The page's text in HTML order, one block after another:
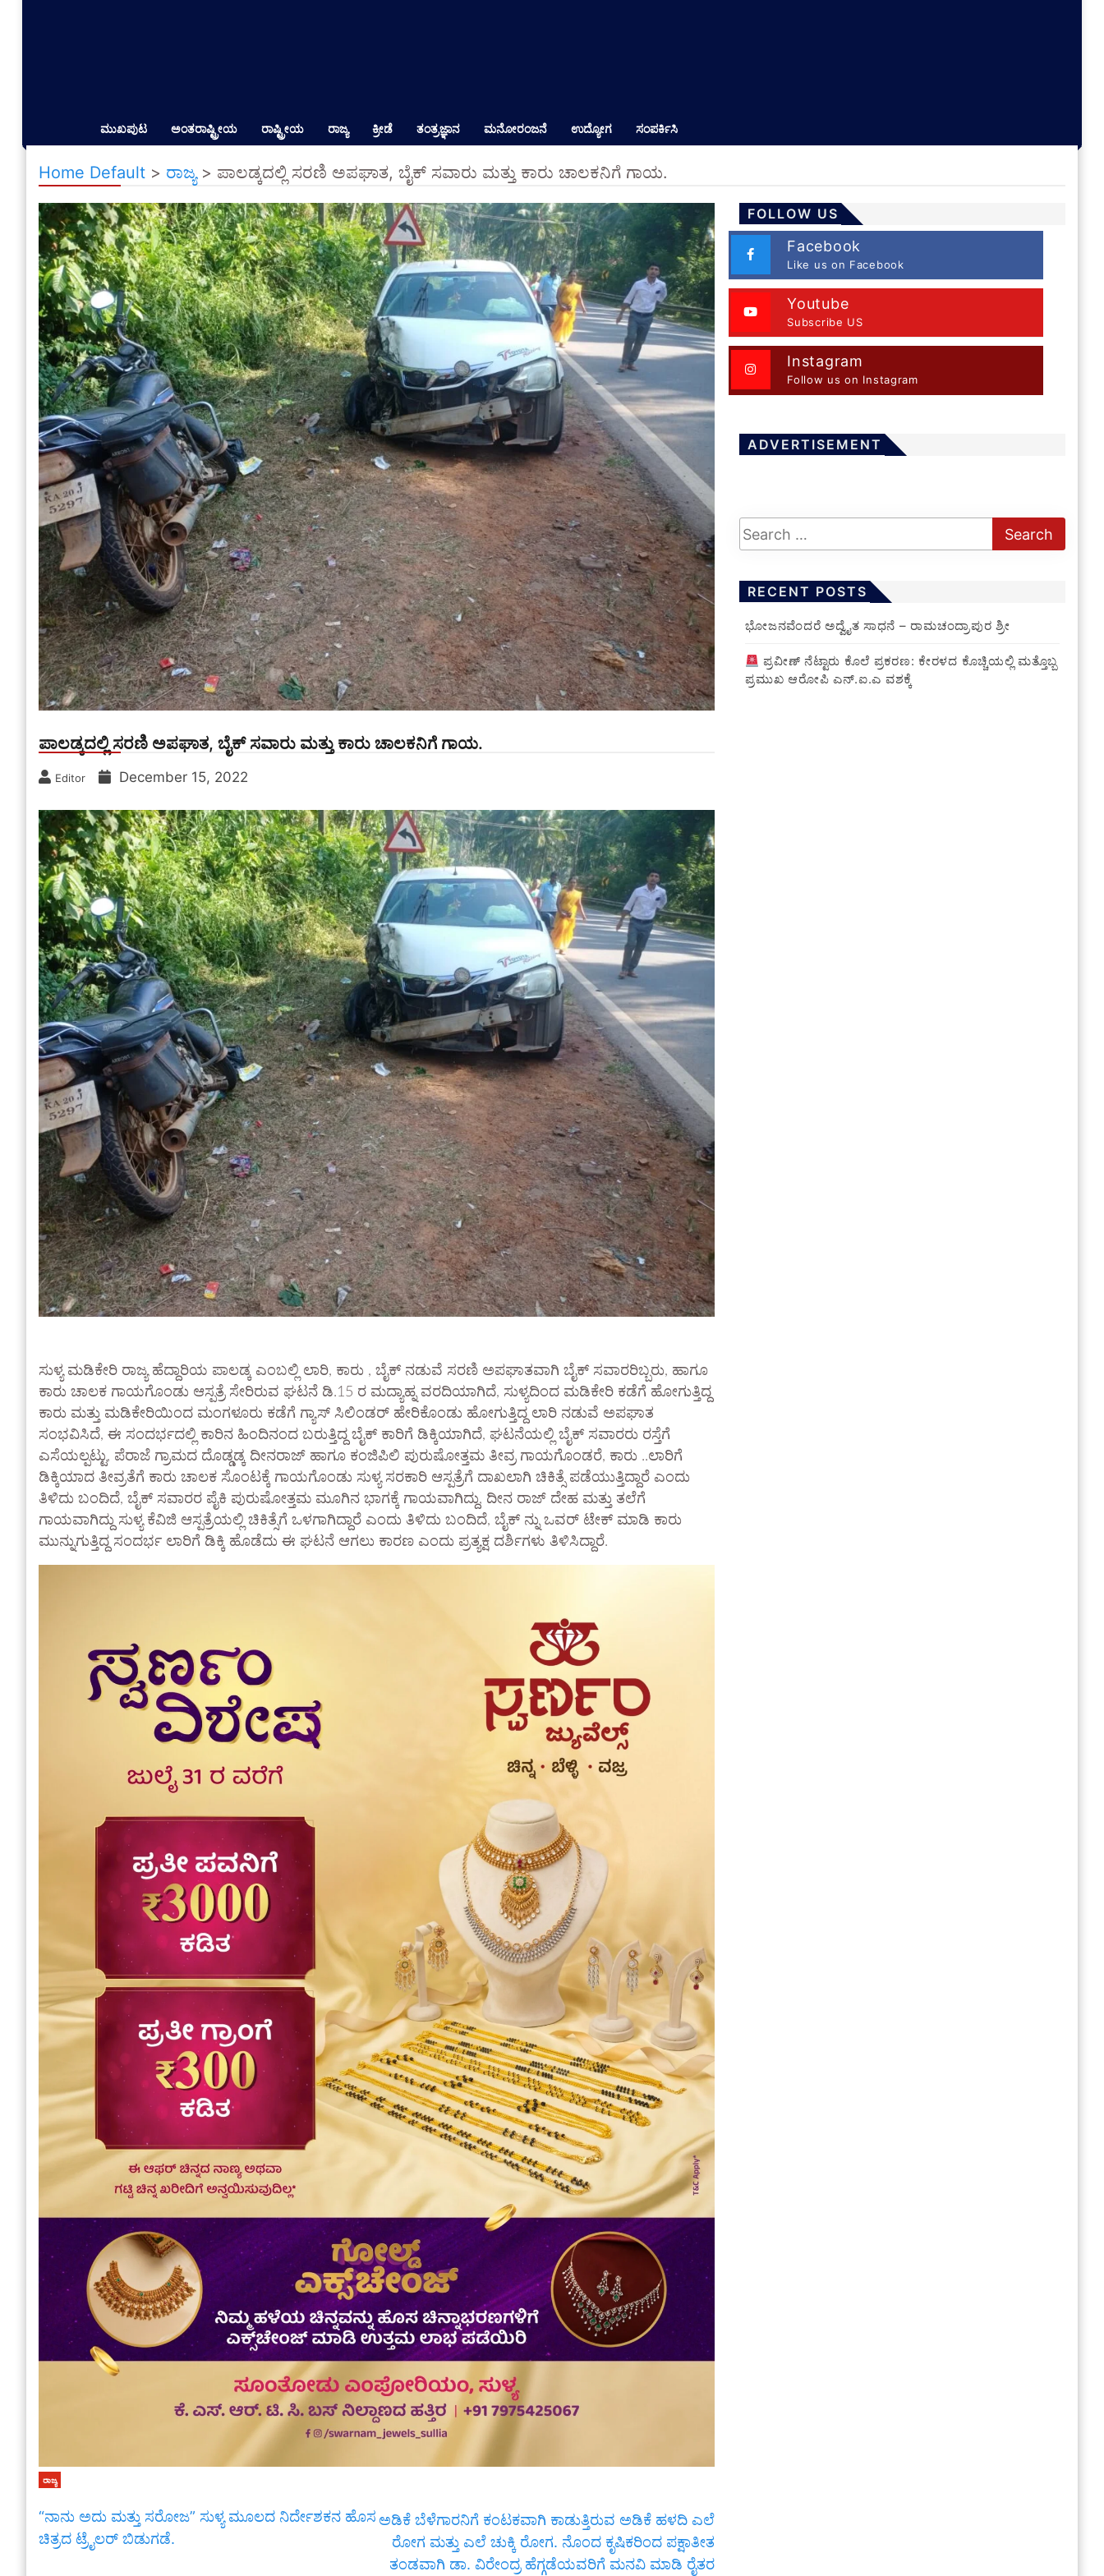
ಮುಖಪುಟ ಅಂತರಾಷ್ಟ್ರೀಯ ರಾಷ್ಟ್ರೀಯ ರಾಜ್ಯ ಕ್ರೀಡೆ ತಂತ್ರಜ್ಞಾನ ಮನೋರಂಜನೆ ಉದ್ಯೋಗ ಸಂಪರ್ಕಿಸಿ
Home Default > ರಾಜ್ಯ> ಪಾಲಡ್ಕದಲ್ಲಿ ಸರಣಿ ಅಪಘಾತ, ಬೈಕ್ ಸವಾರು ಮತ್ತು ಕಾರು ಚಾಲಕನಿಗೆ ಗಾಯ.
ಪಾಲಡ್ಕದಲ್ಲಿ ಸರಣಿ ಅಪಘಾತ, ಬೈಕ್ ಸವಾರು ಮತ್ತು ಕಾರು ಚಾಲಕನಿಗೆ ಗಾಯ.
Editor December 15, 2022
ಸುಳ್ಯ ಮಡಿಕೇರಿ ರಾಜ್ಯ ಹೆದ್ದಾರಿಯ ಪಾಲಡ್ಕ ಎಂಬಲ್ಲಿ ಲಾರಿ, ಕಾರು , ಬೈಕ್ ನಡುವೆ ಸರಣಿ ಅಪಘಾತವಾಗಿ ಬೈಕ್ ಸವಾರರಿಬ್ಬರು, ಹಾಗೂ
ಕಾರು ಚಾಲಕ ಗಾಯಗೊಂಡು ಆಸ್ಪತ್ರೆ ಸೇರಿರುವ ಘಟನೆ ಡಿ.15 ರ ಮದ್ಯಾಹ್ನ ವರದಿಯಾಗಿದೆ, ಸುಳ್ಯದಿಂದ ಮಡಿಕೇರಿ ಕಡೆಗೆ ಹೋಗುತ್ತಿದ್ದ
ಕಾರು ಮತ್ತು ಮಡಿಕೇರಿಯಿಂದ ಮಂಗಳೂರು ಕಡೆಗೆ ಗ್ಯಾಸ್ ಸಿಲಿಂಡರ್ ಹೇರಿಕೊಂಡು ಹೋಗುತ್ತಿದ್ದ ಲಾರಿ ನಡುವೆ ಅಪಘಾತ
ಸಂಭವಿಸಿದೆ, ಈ ಸಂದರ್ಭದಲ್ಲಿ ಕಾರಿನ ಹಿಂದಿನಂದ ಬರುತ್ತಿದ್ದ ಬೈಕ್ ಕಾರಿಗೆ ಡಿಕ್ಕಿಯಾಗಿದೆ, ಘಟನೆಯಲ್ಲಿ ಬೈಕ್ ಸವಾರರು ರಸ್ತೆಗೆ
ಎಸೆಯಲ್ಪಟ್ಟು, ಪೆರಾಜೆ ಗ್ರಾಮದ ದೊಡ್ಡಡ್ಕ ದೀನರಾಜ್ ಹಾಗೂ ಕಂಜಿಪಿಲಿ ಪುರುಷೋತ್ತಮ ತೀವ್ರ ಗಾಯಗೊಂಡರೆ, ಕಾರು ..ಲಾರಿಗೆ
ಡಿಕ್ಕಿಯಾದ ತೀವ್ರತೆಗೆ ಕಾರು ಚಾಲಕ ಸೊಂಟಕ್ಕೆ ಗಾಯಗೊಂಡು ಸುಳ್ಯ ಸರಕಾರಿ ಆಸ್ಪತ್ರೆಗೆ ದಾಖಲಾಗಿ ಚಿಕಿತ್ಸೆ ಪಡೆಯುತ್ತಿದ್ದಾರೆ ಎಂದು
ತಿಳಿದು ಬಂದಿದೆ, ಬೈಕ್ ಸವಾರರ ಪೈಕಿ ಪುರುಷೋತ್ತಮ ಮೂಗಿನ ಭಾಗಕ್ಕೆ ಗಾಯವಾಗಿದ್ದು, ದೀನ ರಾಜ್ ದೇಹ ಮತ್ತು ತಲೆಗೆ
ಗಾಯವಾಗಿದ್ದು ಸುಳ್ಯ ಕೆವಿಜಿ ಆಸ್ಪತ್ರೆಯಲ್ಲಿ ಚಿಕಿತ್ಸೆಗೆ ಒಳಗಾಗಿದ್ದಾರೆ ಎಂದು ತಿಳಿದು ಬಂದಿದೆ, ಬೈಕ್ ನ್ನು ಒವರ್ ಟೇಕ್ ಮಾಡಿ ಕಾರು
ಮುನ್ನುಗುತ್ತಿದ್ದ ಸಂದರ್ಭ ಲಾರಿಗೆ ಡಿಕ್ಕಿ ಹೊಡೆದು ಈ ಘಟನೆ ಆಗಲು ಕಾರಣ ಎಂದು ಪ್ರತ್ಯಕ್ಷ ದರ್ಶಿಗಳು ತಿಳಿಸಿದ್ದಾರೆ.
ರಾಜ್ಯ
“ನಾನು ಅದು ಮತ್ತು ಸರೋಜ” ಸುಳ್ಯ ಮೂಲದ ನಿರ್ದೇಶಕನ ಹೊಸ
ಚಿತ್ರದ ಟ್ರೈಲರ್ ಬಿಡುಗಡೆ.
ಅಡಿಕೆ ಬೆಳೆಗಾರನಿಗೆ ಕಂಟಕವಾಗಿ ಕಾಡುತ್ತಿರುವ ಅಡಿಕೆ ಹಳದಿ ಎಲೆ
ರೋಗ ಮತ್ತು ಎಲೆ ಚುಕ್ಕಿ ರೋಗ. ನೊಂದ ಕೃಷಿಕರಿಂದ ಪಕ್ಷಾತೀತ
ತಂಡವಾಗಿ ಡಾ. ವಿರೇಂದ್ರ ಹೆಗ್ಗಡೆಯವರಿಗೆ ಮನವಿ ಮಾಡಿ ರೈತರ
FOLLOW US
Facebook
Like us on Facebook
Youtube
Subscribe US
Instagram
Follow us on Instagram
ADVERTISEMENT
RECENT POSTS
ಭೋಜನವೆಂದರೆ ಅದ್ವೈತ ಸಾಧನೆ – ರಾಮಚಂದ್ರಾಪುರ ಶ್ರೀ
ಪ್ರವೀಣ್ ನೆಟ್ಟಾರು ಕೊಲೆ ಪ್ರಕರಣ: ಕೇರಳದ ಕೊಚ್ಚಿಯಲ್ಲಿ ಮತ್ತೊಬ್ಬ
ಪ್ರಮುಖ ಆರೋಪಿ ಎನ್.ಐ.ಎ ವಶಕ್ಕೆ